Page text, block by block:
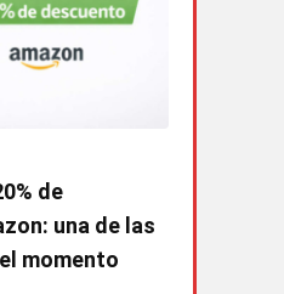
de
una de las
momento